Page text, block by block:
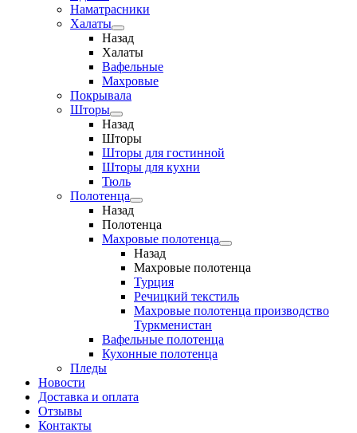
Наматрасники
Халаты
Назад
Халаты
Вафельные
Махровые
Покрывала
Шторы
Назад
Шторы
Шторы для гостинной
Шторы для кухни
Тюль
Полотенца
Назад
Полотенца
Махровые полотенца
Назад
Махровые полотенца
Турция
Речицкий текстиль
Махровые полотенца производство
Туркменистан
Вафельные полотенца
Кухонные полотенца
Пледы
Новости
Доставка и оплата
Отзывы
Контакты